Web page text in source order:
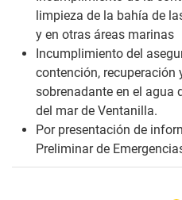
limpieza de la bahía de
y en otras áreas marinas
Incumplimiento del
contención,
sobrenadante en el agua
del mar de Ventanilla.
Por presentación de
Preliminar de